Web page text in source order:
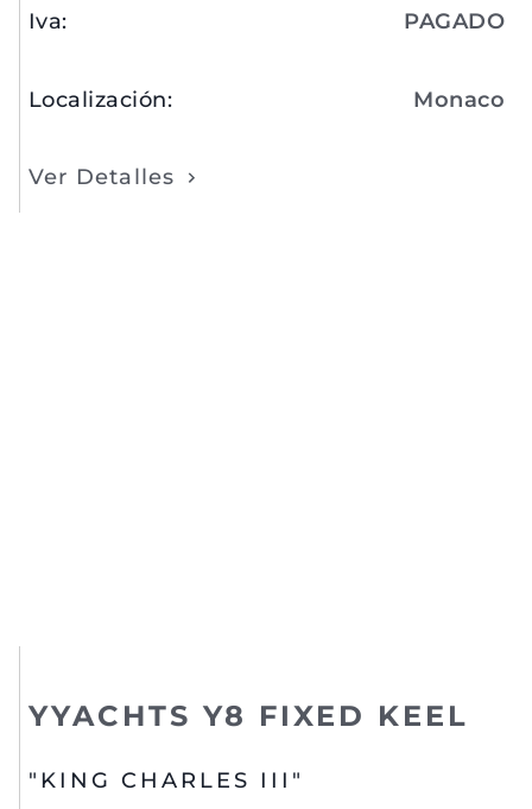
Iva: PAGADO
Localización: Monaco
Ver Detalles
YYACHTS Y8 FIXED KEEL
"KING CHARLES III"